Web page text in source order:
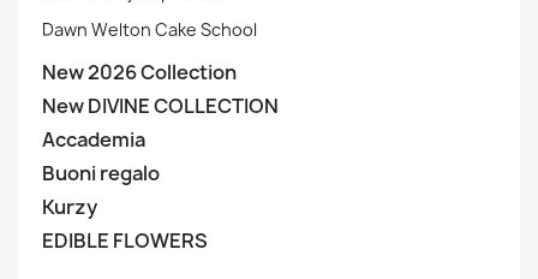
Dawn Welton Cake School
New 2026 Collection
New DIVINE COLLECTION
Accademia
Buoni regalo
Kurzy
EDIBLE FLOWERS